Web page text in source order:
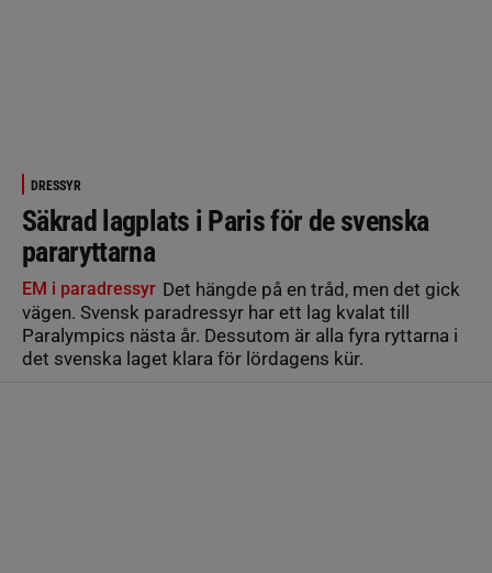
DRESSYR
Säkrad lagplats i Paris för de svenska
pararyttarna
EM i paradressyr Det hängde på en tråd, men det gick
vägen. Svensk paradressyr har ett lag kvalat till
Paralympics nästa år. Dessutom är alla fyra ryttarna i
det svenska laget klara för lördagens kür.